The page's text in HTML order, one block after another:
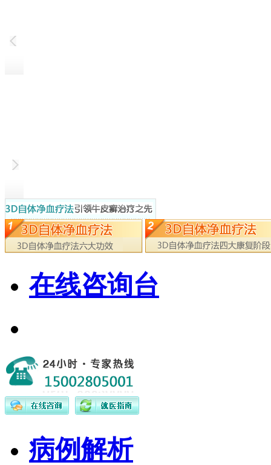
在线咨询台
病例解析